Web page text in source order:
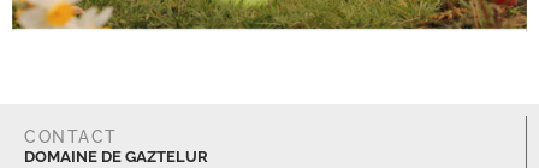
CONTACT
DOMAINE DE GAZTELUR